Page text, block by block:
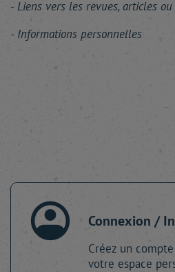
Liens vers les revues, articles
Informations personnelles
Connexion /
Créez un
votre espace